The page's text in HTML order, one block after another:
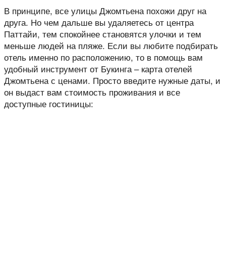
В принципе, все улицы Джомтьена похожи друг на
друга. Но чем дальше вы удаляетесь от центра
Паттайи, тем спокойнее становятся улочки и тем
меньше людей на пляже. Если вы любите подбирать
отель именно по расположению, то в помощь вам
удобный инструмент от Букинга – карта отелей
Джомтьена с ценами. Просто введите нужные даты, и
он выдаст вам стоимость проживания и все
доступные гостиницы: